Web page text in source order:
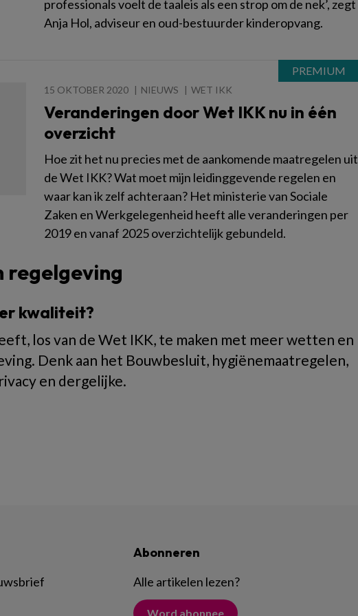
professionals voelt de taaleis als een strop om de nek’, zegt
Anja Hol, adviseur en oud-bestuurder kinderopvang.
15 OKTOBER 2020 NIEUWS WET IKK
Veranderingen door Wet IKK nu in één
overzicht
Hoe zit het nu precies met de aankomende maatregelen uit
de Wet IKK? Wat moet mijn leidinggevende regelen en
waar kan ik zelf achteraan? Het ministerie van Sociale
Zaken en Werkgelegenheid heeft alle veranderingen per
2019 en vanaf 2025 overzichtelijk gebundeld.
regelgeving
kwaliteit?
los van de Wet IKK, te maken met meer wetten en
Denk aan het Bouwbesluit, hygiënemaatregelen,
en dergelijke.
Abonneren
Alle artikelen lezen?
Word abonnee